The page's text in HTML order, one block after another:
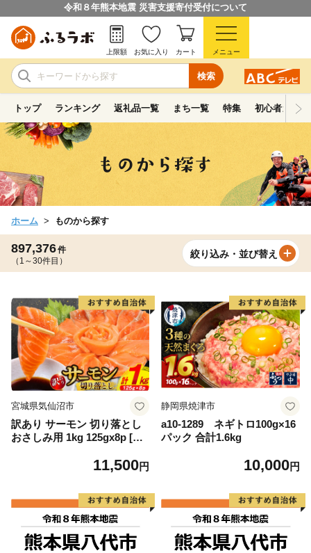
令和８年熊本地震 災害支援寄付受付について
検索
上限額 お気に入り カート メニュー
トップ ランキング 返礼品一覧 まち一覧 特集 初心者ガイド
ホーム ものから探す
897,376件
（1～30件目）
絞り込み・並び替え
宮城県気仙沼市
訳あり サーモン 切り落とし
おさしみ用 1kg 125gx8p [足
4313] 魚 魚介類 鮭 お刺し身
介
11,500円
静岡県焼津市
a10-1289 ネギトロ100g×16
パック 合計1.6kg
10,000円